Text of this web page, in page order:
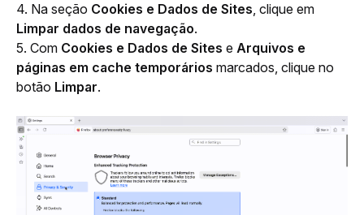
4. Na seção Cookies e Dados de Sites
Limpar dados de navegação.
5. Com Cookies e Dados de Sites e Arquivos e
páginas em cache temporários marcados, clique no
botão Limpar.